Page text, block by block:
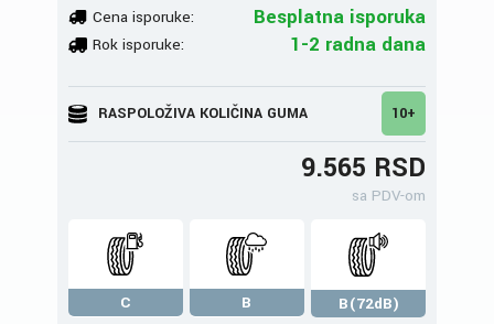
Cena isporuke: Besplatna isporuka
Rok isporuke: 1-2 radna dana
RASPOLOŽIVA KOLIČINA GUMA 10+
9.565 RSD
sa PDV-om
C B
B(72dB)